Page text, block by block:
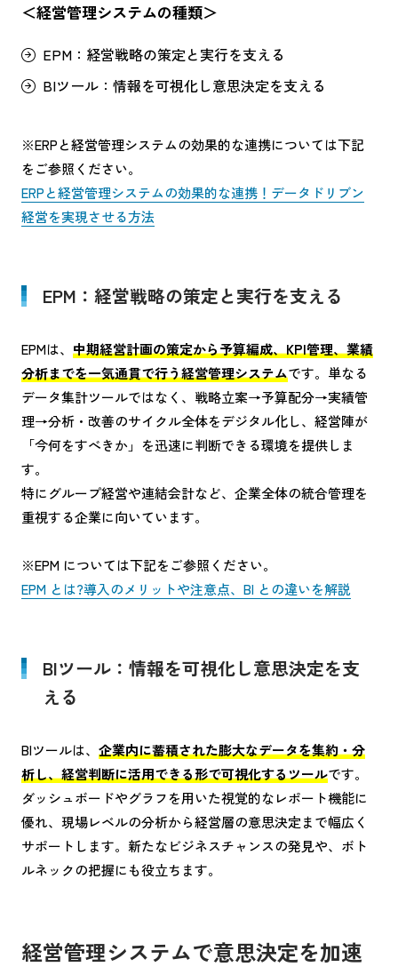
＜経営管理システムの種類＞
EPM：経営戦略の策定と実行を支える
BIツール：情報を可視化し意思決定を支える
※ERPと経営管理システムの効果的な連携については下記
をご参照ください。
ERPと経営管理システムの効果的な連携！データドリブン
経営を実現させる方法
EPM：経営戦略の策定と実行を支える
EPMは、 中期経営計画の策定から予算編成、KPI管理、業績
分析までを一気通貫で行う経営管理システムです。単なる
データ集計ツールではなく、戦略立案→予算配分→実績管
理→分析・改善のサイクル全体をデジタル化し、経営陣が
「今何をすべきか」を迅速に判断できる環境を提供しま
す。
特にグループ経営や連結会計など、企業全体の統合管理を
重視する企業に向いています。
※EPM については下記をご参照ください。
EPM とは?導入のメリットや注意点、BI との違いを解説
BIツール：情報を可視化し意思決定を支
える
BIツールは、 企業内に蓄積された膨大なデータを集約・分
析し、経営判断に活用できる形で可視化するツールです。
ダッシュボードやグラフを用いた視覚的なレポート機能に
優れ、現場レベルの分析から経営層の意思決定まで幅広く
サポートします。新たなビジネスチャンスの発見や、ボト
ルネックの把握にも役立ちます。
経営管理システムで意思決定を加速